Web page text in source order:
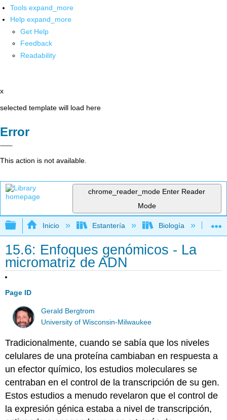
Tools expand_more
Help expand_more
Get Help
Feedback
Readability
x
selected template will load here
Error
This action is not available.
chrome_reader_mode Enter Reader
Mode
Expandir/contraer jerarquía global
Inicio Estantería Biología
15.6: Enfoques genómicos - La
micromatriz de ADN
Page ID
Gerald Bergtrom
University of Wisconsin-Milwaukee
Tradicionalmente, cuando se sabía que los niveles
celulares de una proteína cambiaban en respuesta a
un efector químico, los estudios moleculares se
centraban en el control de la transcripción de su gen.
Estos estudios a menudo revelaron que el control de
la expresión génica estaba a nivel de transcripción,